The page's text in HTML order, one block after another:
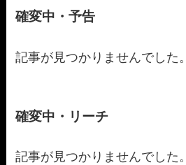
確変中・予告
記事が見つかりませんでした。
確変中・リーチ
記事が見つかりませんでした。